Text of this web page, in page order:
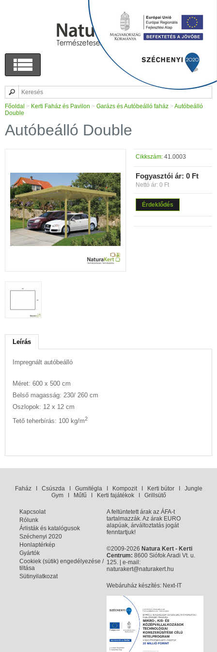
Főoldal > Kerti Faház és Pavilon > Garázs és Autóbeálló faház > Autóbeálló
Double
Autóbeálló Double
Cikkszám: 41.0003
Fogyasztói ár: 0 Ft
Nettó ár: 0 Ft
Érdeklődés
Leírás
Impregnált autóbeálló
Méret: 600 x 500 cm
Belső magasság: 230/ 260 cm
Oszlopok: 12 x 12 cm
Tető teherbírás: 100 kg/m2
FaházI CsúszdaI GumitéglaI KompozitI Kerti bútorI Jungle
GymI Műfű Kerti fajátékokI Grillsütő
Kapcsolat
Rólunk
Árlisták és katalógusok
Széchenyi 2020
Honlaptérkép
Gyártók
Cookiek (sütik) engedélyezése /
tiltása
Sütinyilatkozat
A feltüntetett árak az ÁFA-t
tartalmazzák. Az árak EURO
alapúak, árváltoztatás jogát
fenntartjuk!
©2009-2026 Natura Kert - Kerti
Centrum: 8600 Siófok Aradi Vt. u.
125. | e-mail:
naturakert@naturakert.hu
Webáruház készítés: Next-IT